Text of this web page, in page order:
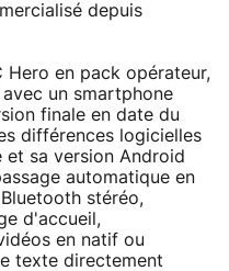
depuis
Hero en pack opérateur,
un smartphone
finale en date du
différences logicielles
et sa version Android
automatique en
stéréo,
d'accueil,
en natif ou
texte directement